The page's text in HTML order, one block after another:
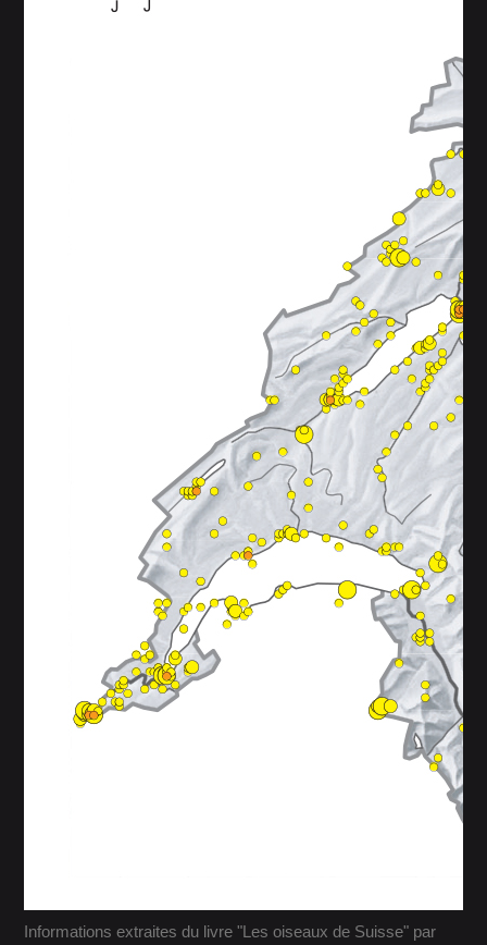
Informations extraites du livre "Les oiseaux de Suisse" par